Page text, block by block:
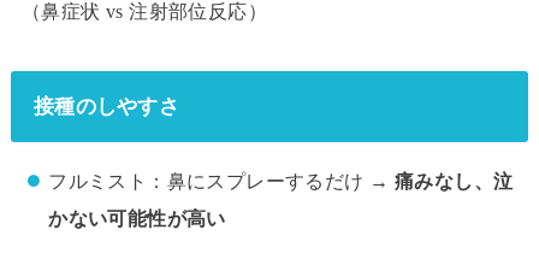
（鼻症状 vs 注射部位反応）
接種のしやすさ
フルミスト：鼻にスプレーするだけ → 痛みなし、泣
かない可能性が高い